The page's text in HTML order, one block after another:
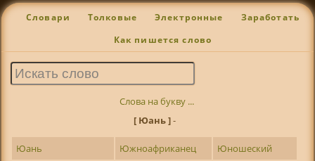
Словари Толковые Электронные Заработать
Как пишется слово
Слова на букву ...
[ Юань ]-
Юань Южноафриканец
Юношеский